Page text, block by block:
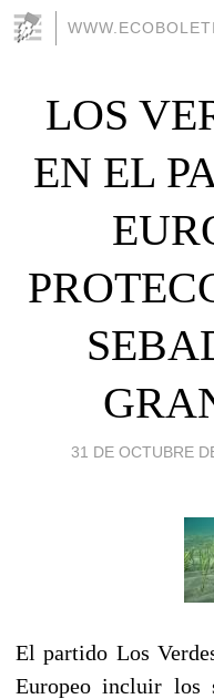
LOS
EN EL
31 DE OCTUBRE
El partido Los
Europeo incluir los